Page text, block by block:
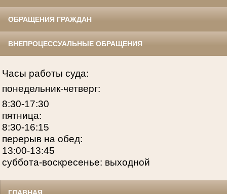
ОБРАЩЕНИЯ ГРАЖДАН
ВНЕПРОЦЕССУАЛЬНЫЕ ОБРАЩЕНИЯ
Часы работы суда:
понедельник-четверг:
8:30-17:30
пятница:
8:30-16:15
перерыв на обед:
13:00-13:45
суббота-воскресенье: выходной